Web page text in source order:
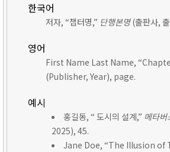
한국어
저자, “챕터명,” 단행본명(출판사,
영어
First Name Last Name,
(Publisher, Year), page.
예시
홍길동, “ 도시의 설계,” 메타버
2025), 45.
Jane Doe, “The Illusion of